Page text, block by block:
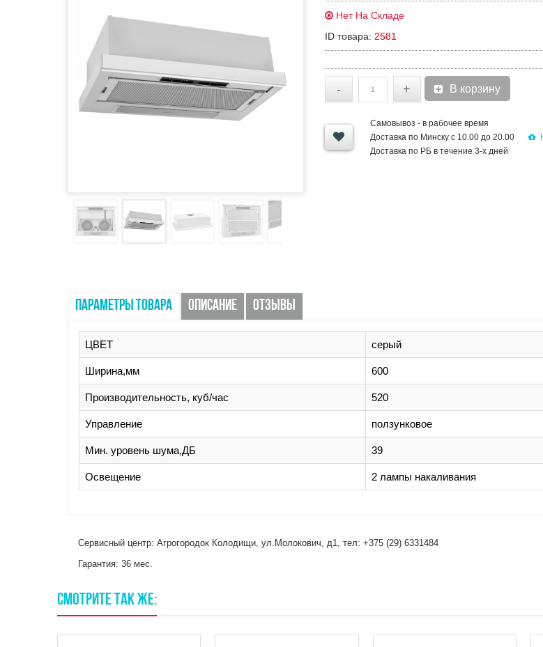
Нет На Складе
ID товара: 2581
- + В корзину
Самовывоз - в рабочее время
Доставка по Минску с 10.00 до 20.00
Доставка по РБ в течение 3-х дней
ПАРАМЕТРЫ ТОВАРА ОПИСАНИЕ ОТЗЫВЫ
ЦВЕТ серый
Ширина,мм 600
Производительность, куб/час 520
Управление ползунковое
Мин. уровень шума,ДБ 39
Освещение 2 лампы накаливания
Сервисный центр: Агрогородок Колодищи, ул.Молокович, д1, тел: +375 (29) 6331484
Гарантия: 36 мес.
СМОТРИТЕ ТАКЖЕ: